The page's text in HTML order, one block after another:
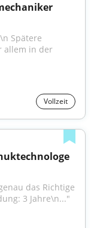
Spätere
allem in der
Vollzeit
das Richtige
3 Jahre\n..."